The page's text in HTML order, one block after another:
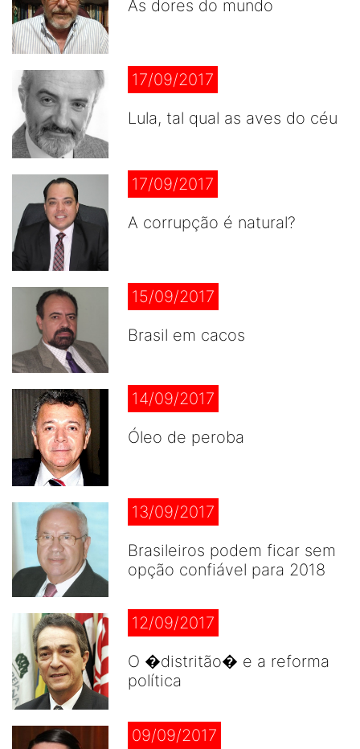
As dores do mundo
17/09/2017
Lula, tal qual as aves do céu
17/09/2017
A corrupção é natural?
15/09/2017
Brasil em cacos
14/09/2017
Óleo de peroba
13/09/2017
Brasileiros podem ficar sem
opção confiável para 2018
12/09/2017
O �distritão� e a reforma
política
09/09/2017